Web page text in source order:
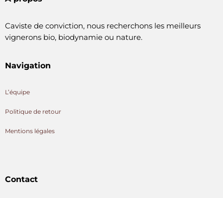
Caviste de conviction, nous recherchons les meilleurs
vignerons bio, biodynamie ou nature.
Navigation
L’équipe
Politique de retour
Mentions légales
Contact